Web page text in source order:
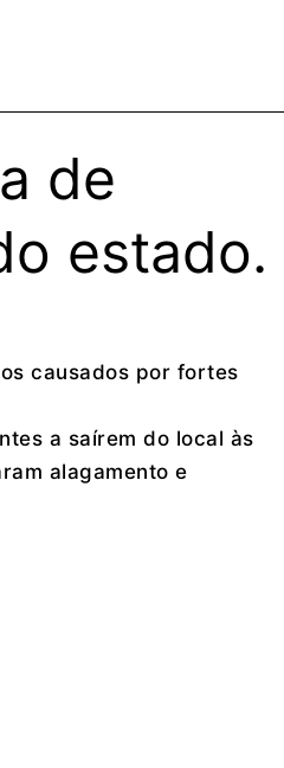
de
estado.
causados por fortes
a saírem do local às
alagamento e